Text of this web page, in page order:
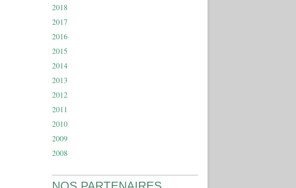
2018
2017
2016
2015
2014
2013
2012
2011
2010
2009
2008